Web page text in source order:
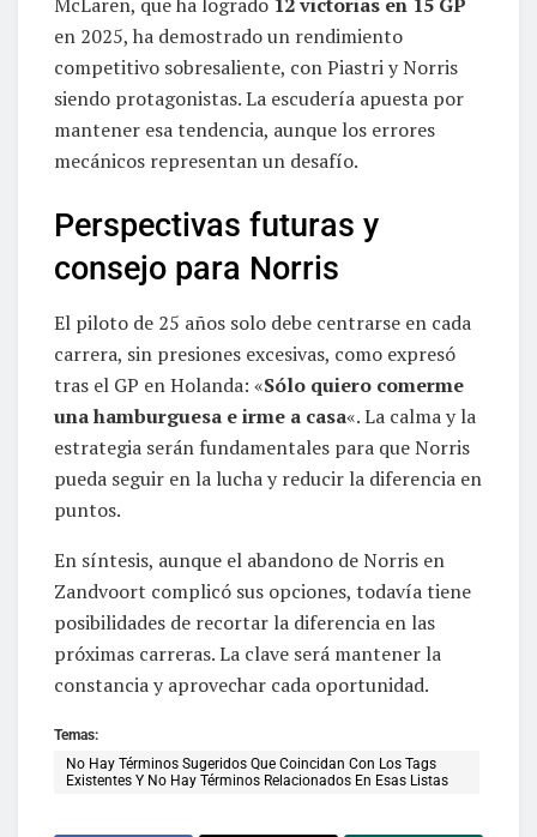
en 2025, ha demostrado un rendimiento
competitivo sobresaliente, con Piastri y Norris
siendo protagonistas. La escudería apuesta por
mantener esa tendencia, aunque los errores
mecánicos representan un desafío.
Perspectivas futuras y
consejo para Norris
El piloto de 25 años solo debe centrarse en cada
carrera, sin presiones excesivas, como expresó
tras el GP en Holanda: «Sólo quiero comerme
una hamburguesa e irme a casa«. La calma y la
estrategia serán fundamentales para que Norris
pueda seguir en la lucha y reducir la diferencia en
puntos.
En síntesis, aunque el abandono de Norris en
Zandvoort complicó sus opciones, todavía tiene
posibilidades de recortar la diferencia en las
próximas carreras. La clave será mantener la
constancia y aprovechar cada oportunidad.
Temas:
No Hay Términos Sugeridos Que Coincidan Con Los Tags
Existentes Y No Hay Términos Relacionados En Esas Listas